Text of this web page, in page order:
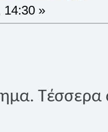
14:30 »
Τέσσερα